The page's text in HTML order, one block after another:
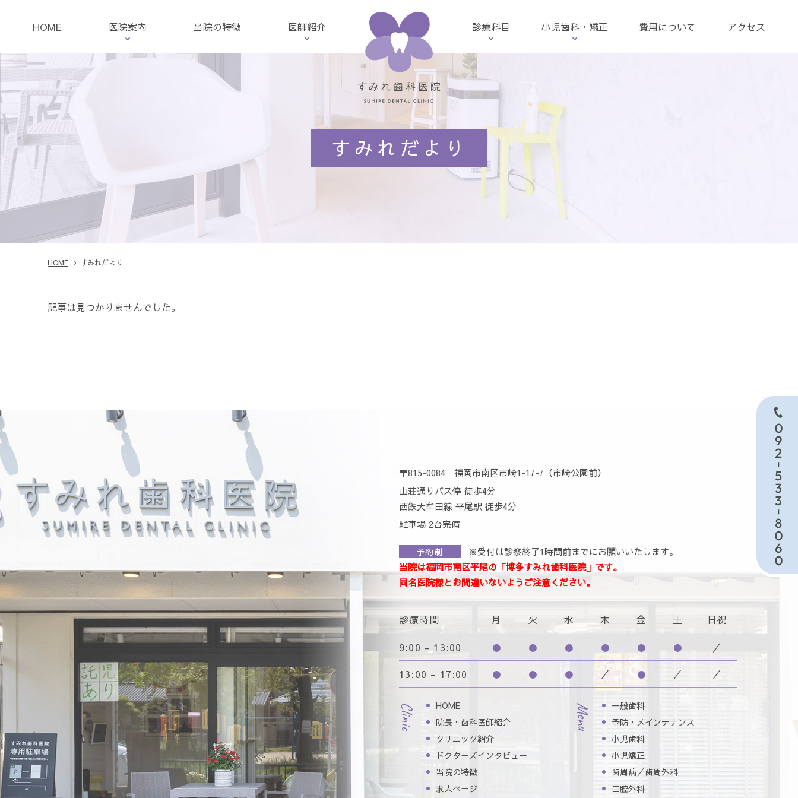
HOME 医院案内
クリニック紹介
新型コロナウイルス対策
当院の特徴 医師紹介
ドクターズインタビュー
診療科目
一般歯科
予防・メインテナンス
歯周病／歯周外科
セラミック治療
口腔外科
親知らずの抜歯
小児歯科・矯正 費用について アクセス
すみれだより
HOME すみれだより
記事は見つかりませんでした。
〒815-0084 福岡市南区市崎1-17-7（市崎公園前）
山荘通りバス停 徒歩4分
西鉄大牟田線 平尾駅 徒歩4分
駐車場 2台完備
予約制
※受付は診察終了1時間前までにお願いいたします。
当院は福岡市南区平尾の「博多すみれ歯科医院」です。
同名医院様とお間違いないようご注意ください。
診療時間 月 火 水 木 金 土 日祝
9:00 - 13:00 ● ● ● ● ● ● ／
13:00 - 17:00 ● ● ● ／ ● ／ ／
Clinic
HOME
院長・歯科医師紹介
クリニック紹介
ドクターズインタビュー
当院の特徴
求人ページ
Menu
一般歯科
予防・メインテナンス
小児歯科
小児矯正
歯周病／歯周外科
口腔外科